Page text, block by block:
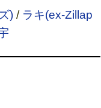
)/ ラキ(ex-Zillap